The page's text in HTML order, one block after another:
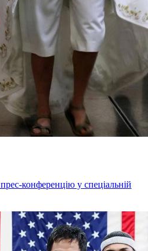
конференцію у спеціальній